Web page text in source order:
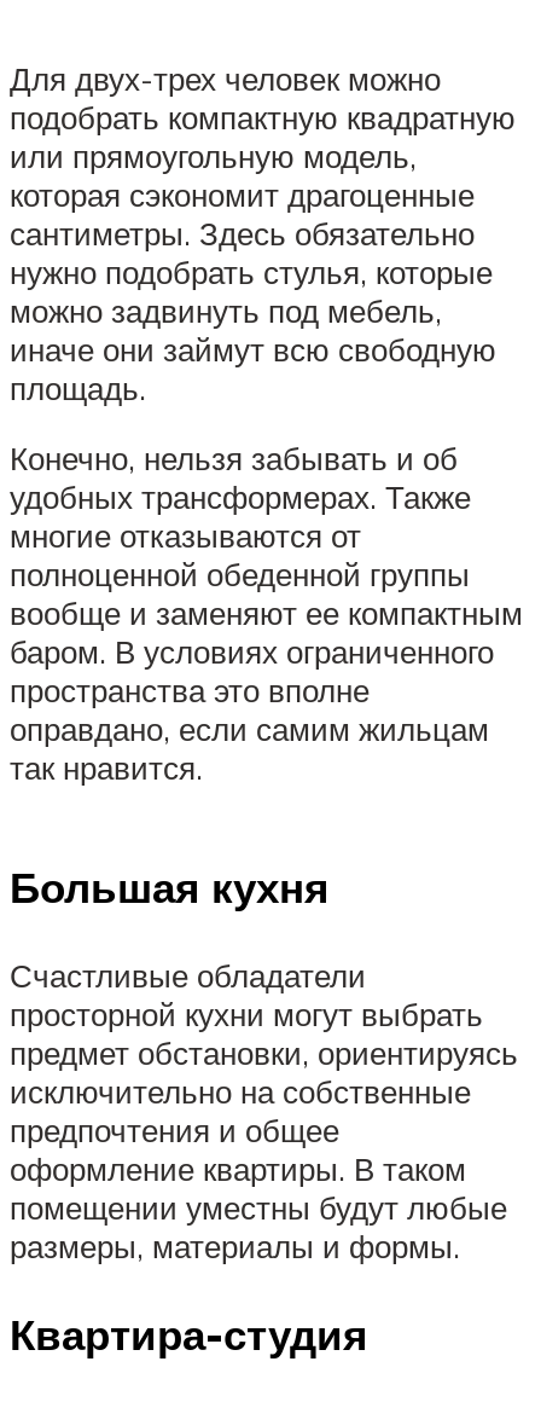
Для двух-трех человек можно
подобрать компактную квадратную
или прямоугольную модель,
которая сэкономит драгоценные
сантиметры. Здесь обязательно
нужно подобрать стулья, которые
можно задвинуть под мебель,
иначе они займут всю свободную
площадь.
Конечно, нельзя забывать и об
удобных трансформерах. Также
многие отказываются от
полноценной обеденной группы
вообще и заменяют ее компактным
баром. В условиях ограниченного
пространства это вполне
оправдано, если самим жильцам
так нравится.
Большая кухня
Счастливые обладатели
просторной кухни могут выбрать
предмет обстановки, ориентируясь
исключительно на собственные
предпочтения и общее
оформление квартиры. В таком
помещении уместны будут любые
размеры, материалы и формы.
Квартира-студия